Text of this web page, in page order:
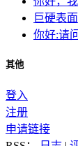
巨硬表
你好:请
其他
登入
注册
申请链接